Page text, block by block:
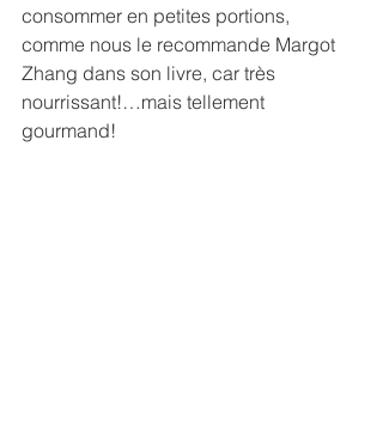
consommer en petites portions,
comme nous le recommande Margot
Zhang dans son livre, car très
nourrissant!…mais tellement
gourmand!